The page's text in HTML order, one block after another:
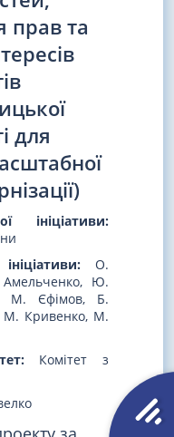
прав та
для
ініціативи:
О.
Ю.
М. Єфімов, Б.
М. Кривенко, М.
Комітет з